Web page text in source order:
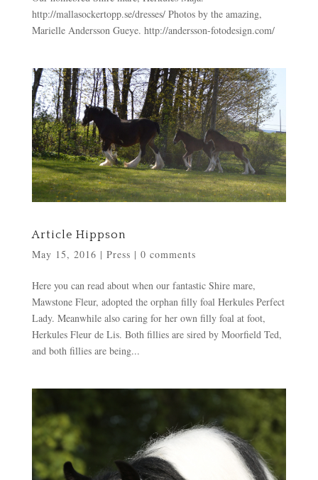
http://mallasockertopp.se/dresses/ Photos by the amazing,
Marielle Andersson Gueye. http://andersson-fotodesign.com/
Article Hippson
May 15, 2016 | Press | 0 comments
Here you can read about when our fantastic Shire mare,
Mawstone Fleur, adopted the orphan filly foal Herkules Perfect
Lady. Meanwhile also caring for her own filly foal at foot,
Herkules Fleur de Lis. Both fillies are sired by Moorfield Ted,
and both fillies are being...